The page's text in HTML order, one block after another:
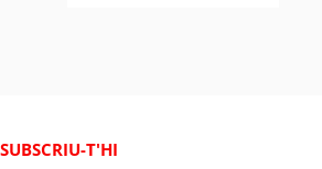
SUBSCRIU-T'HI